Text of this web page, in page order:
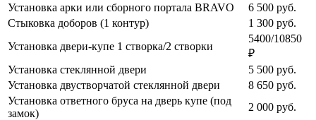
Установка арки или сборного портала BRAVO
6 500 руб.
Стыковка доборов (1 контур)
1 300 руб.
Установка двери-купе 1 створка/2 створки
5400/10850
₽
Установка стеклянной двери
5 500 руб.
Установка двустворчатой стеклянной двери
8 650 руб.
Установка ответного бруса на дверь купе (под
замок)
2 000 руб.